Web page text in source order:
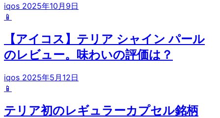
iqos 2025年10月9日
📱
【アイコス】テリア シャイン パール
のレビュー。味わいの評価は？
iqos 2025年5月12日
📱
テリア初のレギュラーカプセル銘柄